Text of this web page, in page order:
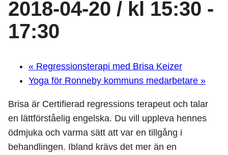
2018-04-20 / kl 15:30 -
17:30
« Regressionsterapi med Brisa Keizer
Yoga för Ronneby kommuns medarbetare »
Brisa är Certifierad regressions terapeut och talar
en lättförståelig engelska. Du vill uppleva hennes
ödmjuka och varma sätt att var en tillgång i
behandlingen. Ibland krävs det mer än en